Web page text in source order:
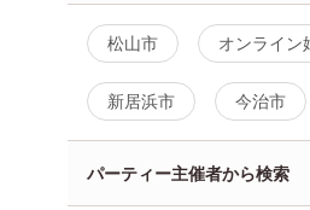
松山市 オンライン
新居浜市 今治市
パーティー主催者から検索